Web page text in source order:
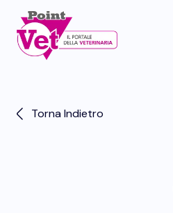
Torna Indietro